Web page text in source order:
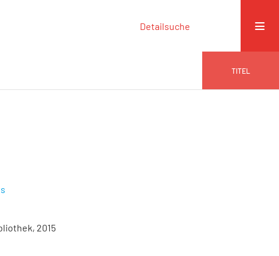
Detailsuche
TITEL
2015